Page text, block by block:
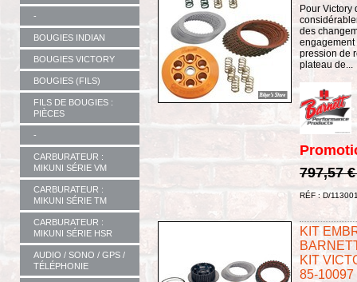
-
BOUGIES INDIAN
BOUGIES VICTORY
BOUGIES (FILS)
FILS DE BOUGIES :
PIÈCES
-
CARBURATEUR :
MIKUNI SÉRIE VM
CARBURATEUR :
MIKUNI SÉRIE TM
CARBURATEUR :
MIKUNI SÉRIE HSR
AUDIO / SONO / GPS /
TÉLÉPHONIE
Pour Victory
des
engagement
pression de
plateau de...
797,57
RÉF : D/
KIT
KIT
85-10097